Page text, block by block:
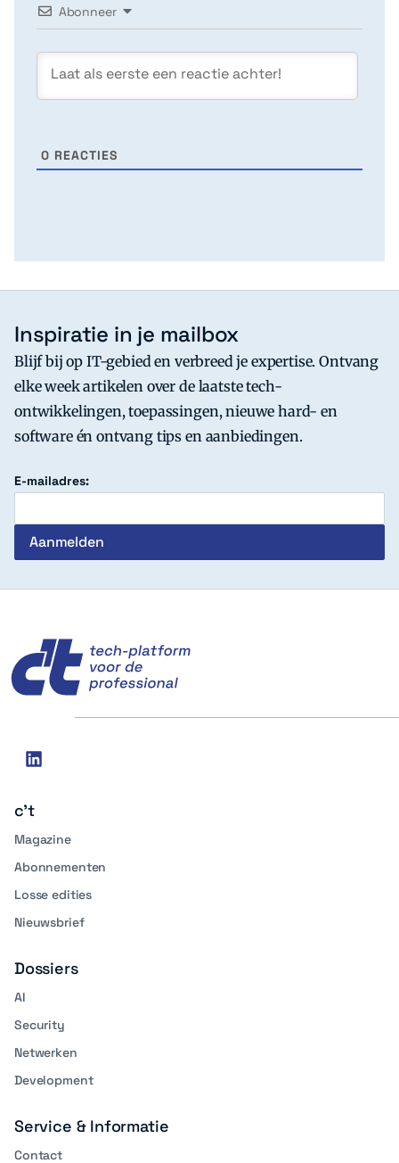
Abonneer
0 REACTIES
Inspiratie in je mailbox
Blijf bij op IT-gebied en verbreed je expertise. Ontvang
elke week artikelen over de laatste tech-
ontwikkelingen, toepassingen, nieuwe hard- en
software én ontvang tips en aanbiedingen.
E-mailadres:
Social
linkedin
c't
Magazine
Abonnementen
Losse edities
Nieuwsbrief
Dossiers
AI
Security
Netwerken
Development
Service & Informatie
Contact